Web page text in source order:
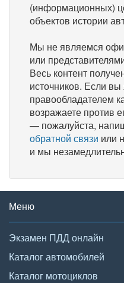
(информационных)
объектов истории
Мы не являемся
или
Весь контент
источников. Если вы
правообладателем
возражаете против
— пожалуйста,
обратной связи или
и мы
Меню
Экзамен ПДД онлайн
Каталог автомобилей
Каталог мотоциклов